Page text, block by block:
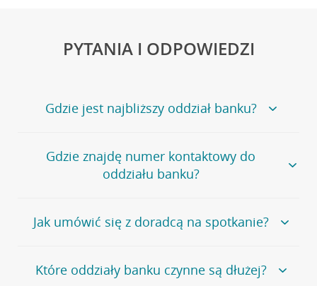
PYTANIA I ODPOWIEDZI
Gdzie jest najbliższy oddział banku?
Jeśli szukasz oddziału naszego banku, zapraszamy na
stronęPlacówki i bankomaty, na której znajduje się
wygodna wyszukiwarka.
oddziałów
Gdzie znajdę numer kontaktowy do
oddziału banku?
Bank Credit Agricole nie udostępnia ogólnego numeru
telefonu do placówki bankowej.
umówienia się z doradcą w placówce bankowej .
Jak umówić się z doradcą na spotkanie?
Jeśli jesteś już naszym
klientemmożeszsamodzielnieumówić się na spotkanie z
Które oddziały banku czynne są dłużej?